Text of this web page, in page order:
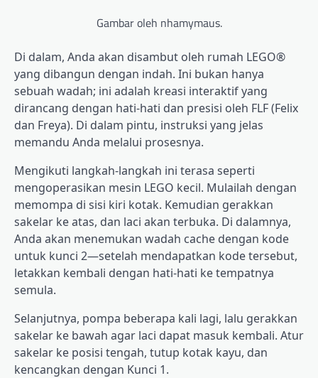
Gambar oleh nhamymaus.
Di dalam, Anda akan disambut oleh rumah LEGO®
yang dibangun dengan indah. Ini bukan hanya
sebuah wadah; ini adalah kreasi interaktif yang
dirancang dengan hati-hati dan presisi oleh FLF (Felix
dan Freya). Di dalam pintu, instruksi yang jelas
memandu Anda melalui prosesnya.
Mengikuti langkah-langkah ini terasa seperti
mengoperasikan mesin LEGO kecil. Mulailah dengan
memompa di sisi kiri kotak. Kemudian gerakkan
sakelar ke atas, dan laci akan terbuka. Di dalamnya,
Anda akan menemukan wadah cache dengan kode
untuk kunci 2—setelah mendapatkan kode tersebut,
letakkan kembali dengan hati-hati ke tempatnya
semula.
Selanjutnya, pompa beberapa kali lagi, lalu gerakkan
sakelar ke bawah agar laci dapat masuk kembali. Atur
sakelar ke posisi tengah, tutup kotak kayu, dan
kencangkan dengan Kunci 1.